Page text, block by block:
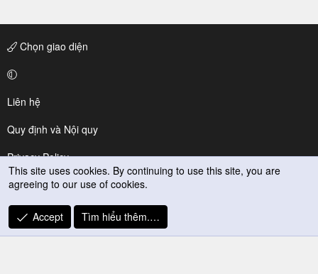
Chọn giao diện
Liên hệ
Quy định và Nội quy
Privacy Policy
Trợ giúp
R
S
This site uses cookies. By continuing to use this site, you are
agreeing to our use of cookies.
Accept Tìm hiểu thêm.…